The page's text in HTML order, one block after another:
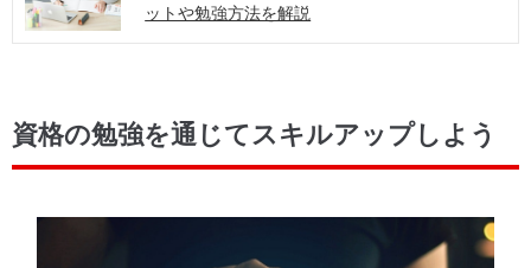
ットや勉強方法を解説
資格の勉強を通じてスキルアップしよう